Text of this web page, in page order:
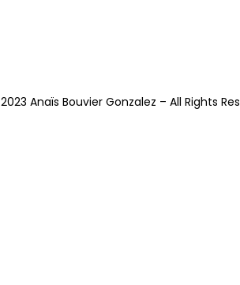
2023 Anaïs Bouvier Gonzalez – All Rights